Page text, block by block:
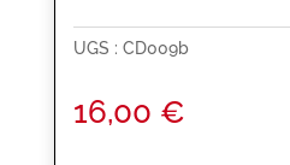
UGS : CD009b
16,00 €